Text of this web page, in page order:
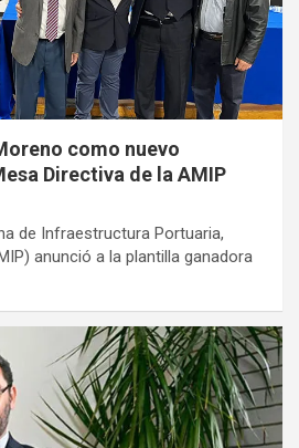
como nuevo
Directiva de la AMIP
de Infraestructura Portuaria,
anunció a la plantilla ganadora